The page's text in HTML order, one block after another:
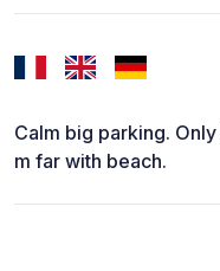
Calm big parking.
m far with beach.